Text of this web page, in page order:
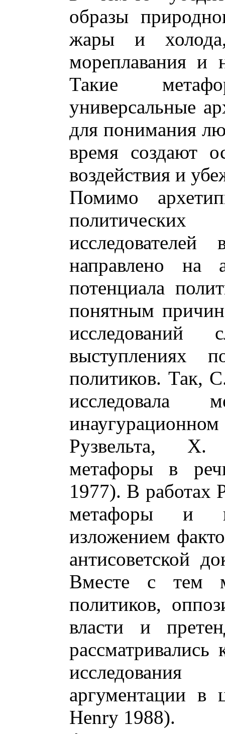
образы
жары и
мореплавания и
Такие
универсальные
для понимания
время создают
воздействия и
Помимо
направлено на
потенциала
понятным
выступлениях
политиков. Так,
Рузвельта, Х.
метафоры в
1977). В работах
метафоры и
изложением
антисоветской
Вместе с тем
политиков,
власти и
аргументации в
Henry 1988).